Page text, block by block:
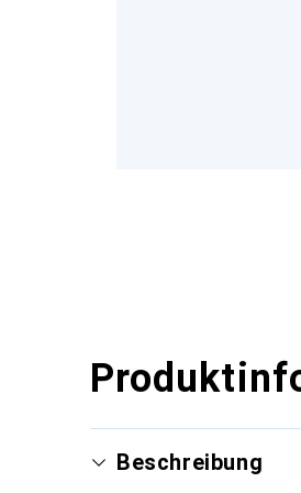
Beschreibung